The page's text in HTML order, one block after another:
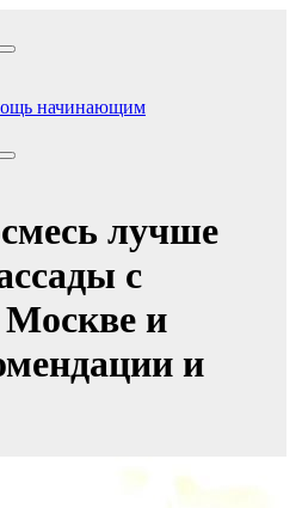
начинающим
лучше
с
Москве и
и